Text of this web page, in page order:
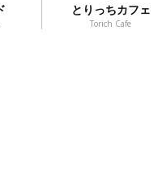
とりっちカフェ
Torich Cafe